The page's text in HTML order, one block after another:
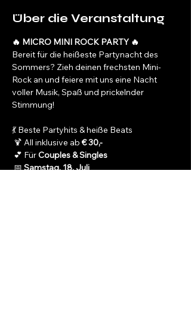
Über die Veranstaltung
🔥 MICRO MINI ROCK PARTY 🔥
Bereit für die heißeste Partynacht des
Sommers? Zieh deinen frechsten Mini-
Rock an und feiere mit uns eine Nacht
voller Musik, Spaß und prickelnder
Stimmung!
💃 Beste Partyhits & heiße Beats
🍹 All inklusive ab € 30,-
💕 Für Couples & Singles
📅 Samstag, 18. Juli